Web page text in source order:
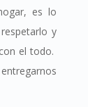
es lo
y
el todo.